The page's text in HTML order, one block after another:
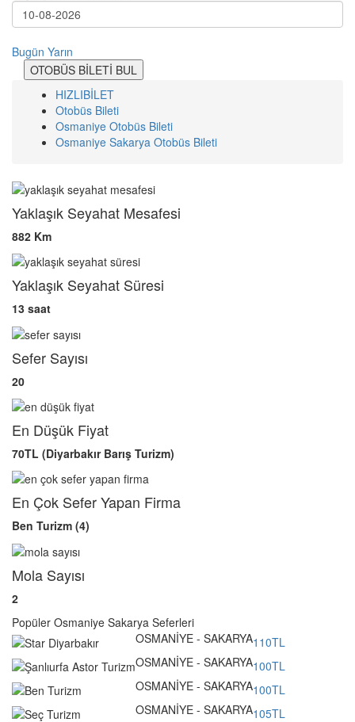
Bugün Yarın
OTOBÜS BİLETİ BUL
HIZLIBİLET
Otobüs Bileti
Osmaniye Otobüs Bileti
Osmaniye Sakarya Otobüs Bileti
Yaklaşık Seyahat Mesafesi
882 Km
Yaklaşık Seyahat Süresi
13 saat
Sefer Sayısı
20
En Düşük Fiyat
70TL (Diyarbakır Barış Turizm)
En Çok Sefer Yapan Firma
Ben Turizm (4)
Mola Sayısı
2
Popüler Osmaniye Sakarya Seferleri
OSMANİYE - SAKARYA110TL
OSMANİYE - SAKARYA100TL
OSMANİYE - SAKARYA100TL
OSMANİYE - SAKARYA105TL